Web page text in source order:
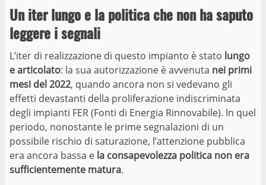
Un iter lungo e la politica che non ha saputo
leggere i segnali
L’iter di realizzazione di questo impianto è stato lungo
e articolato: la sua autorizzazione è avvenuta nei primi
mesi del 2022, quando ancora non si vedevano gli
effetti devastanti della proliferazione indiscriminata
degli impianti FER (Fonti di Energia Rinnovabile). In quel
periodo, nonostante le prime segnalazioni di un
possibile rischio di saturazione, l’attenzione pubblica
era ancora bassa e la consapevolezza politica non era
sufficientemente matura.